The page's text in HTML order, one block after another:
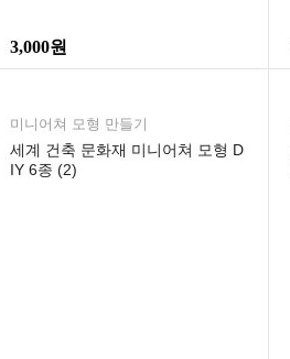
3,000원
미니어쳐 모형 만들기
세계 건축 문화재 미니어쳐 모형 D
IY 6종 (2)